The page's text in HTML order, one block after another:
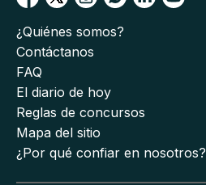
¿Quiénes somos?
Contáctanos
FAQ
El diario de hoy
Reglas de concursos
Mapa del sitio
¿Por qué confiar en nosotros?